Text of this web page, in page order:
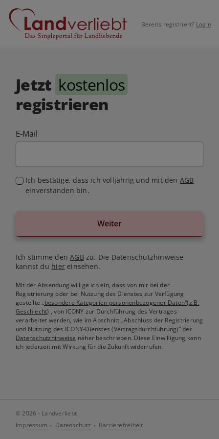
Bereits registriert? Login
Jetzt kostenlos
registrieren
E-Mail
Ich bestätige, dass ich volljährig und mit den AGB
einverstanden bin.
Weiter
Ich stimme denAGB zu. Die Datenschutzhinweise
kannst du hiereinsehen.
Mit der Absendung willige ich ein, dass von mir bei der
Registrierung oder bei Nutzung des Dienstes zur Verfügung
gestellte„besondere Kategorien personenbezogener Daten“(z.B.
Geschlecht) , von ICONY zur Durchführung des Vertrages
verarbeitet werden, wie im Abschnitt „Abschluss der Registrierung
und Nutzung des ICONY-Dienstes (Vertragsdurchführung)“ der
Datenschutzhinweise näher beschrieben. Diese Einwilligung kann
ich jederzeit mit Wirkung für die Zukunft widerrufen.
© 2026 - Landverliebt
Impressum
Datenschutz Barrierefreiheit